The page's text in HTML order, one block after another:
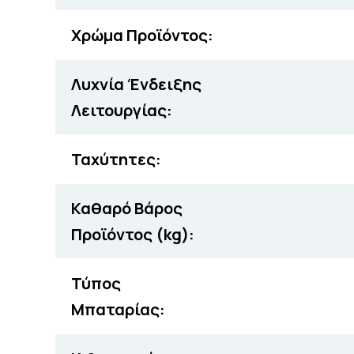
Χρώμα Προϊόντος:
Λυχνία Ένδειξης
Λειτουργίας:
Ταχύτητες:
Καθαρό Βάρος
Προϊόντος (kg):
Τύπος
Μπαταρίας: